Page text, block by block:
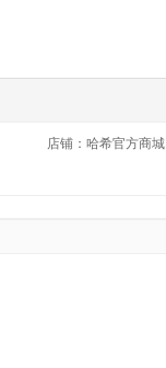
店铺： 哈希官方商城